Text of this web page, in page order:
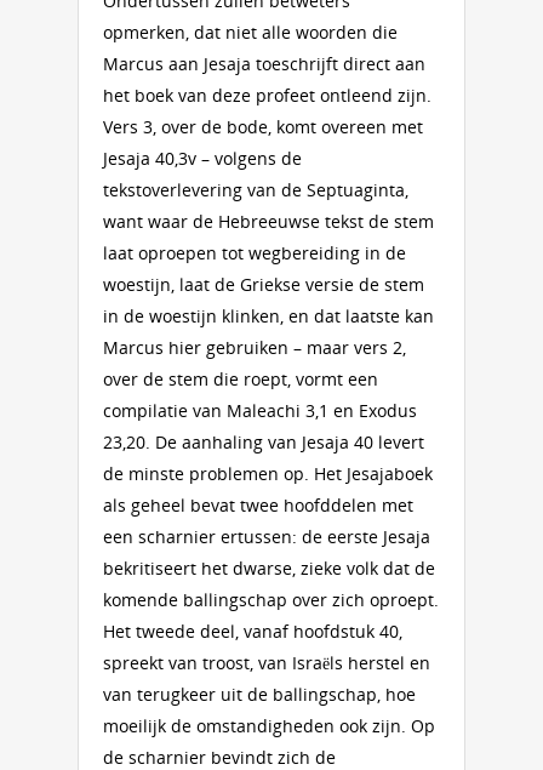
opmerken, dat niet alle woorden die
Marcus aan Jesaja toeschrijft direct aan
het boek van deze profeet ontleend zijn.
Vers 3, over de bode, komt overeen met
Jesaja 40,3v – volgens de
tekstoverlevering van de Septuaginta,
want waar de Hebreeuwse tekst de stem
laat oproepen tot wegbereiding in de
woestijn, laat de Griekse versie de stem
in de woestijn klinken, en dat laatste kan
Marcus hier gebruiken – maar vers 2,
over de stem die roept, vormt een
compilatie van Maleachi 3,1 en Exodus
23,20. De aanhaling van Jesaja 40 levert
de minste problemen op. Het Jesajaboek
als geheel bevat twee hoofddelen met
een scharnier ertussen: de eerste Jesaja
bekritiseert het dwarse, zieke volk dat de
komende ballingschap over zich oproept.
Het tweede deel, vanaf hoofdstuk 40,
spreekt van troost, van Israëls herstel en
van terugkeer uit de ballingschap, hoe
moeilijk de omstandigheden ook zijn. Op
de scharnier bevindt zich de